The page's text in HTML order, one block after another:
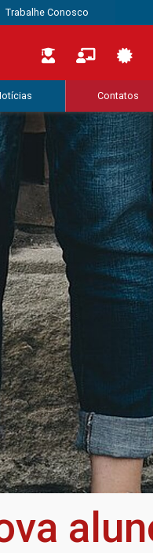
Trabalhe Conosco
Contatos